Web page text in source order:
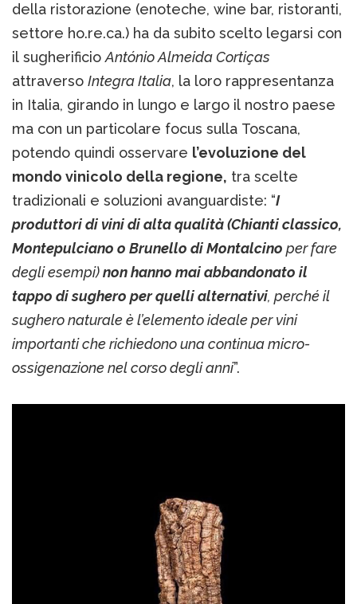
della ristorazione (enoteche, wine bar, ristoranti,
settore ho.re.ca.) ha da subito scelto legarsi con
il sugherificioAntónio Almeida Cortiças
attraverso Integra Italia, la loro rappresentanza
in Italia, girando in lungo e largo il nostro paese
ma con un particolare focus sulla Toscana,
potendo quindi osservare l’evoluzione del
mondo vinicolo della regione, tra scelte
tradizionali e soluzioni avanguardiste: “I
produttori di vini di alta qualità (Chianti classico,
Montepulciano o Brunello di Montalcino per fare
degli esempi)non hanno mai abbandonato il
tappo di sughero per quelli alternativi, perché il
sughero naturale è l’elemento ideale per vini
importanti che richiedono una continua micro-
ossigenazione nel corso degli anni”.